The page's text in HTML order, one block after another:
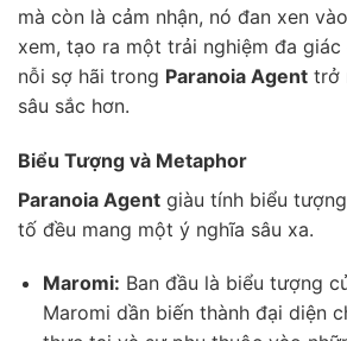
mà còn là cảm nhận, nó đan xen
xem, tạo ra một trải nghiệm đa giác
nỗi sợ hãi trong Paranoia Agent trở
sâu sắc hơn.
Biểu Tượng và Metaphor
Paranoia Agent giàu tính biểu
tố đều mang một ý nghĩa sâu xa.
Maromi: Ban đầu là biểu tượng
Maromi dần biến thành đại diện